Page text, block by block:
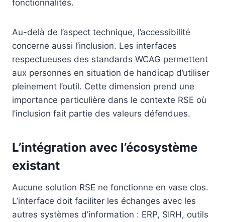
fonctionnalités.
Au-delà de l’aspect technique, l’accessibilité
concerne aussi l’inclusion. Les interfaces
respectueuses des standards WCAG permettent
aux personnes en situation de handicap d’utiliser
pleinement l’outil. Cette dimension prend une
importance particulière dans le contexte RSE où
l’inclusion fait partie des valeurs défendues.
L’intégration avec l’écosystème
existant
Aucune solution RSE ne fonctionne en vase clos.
L’interface doit faciliter les échanges avec les
autres systèmes d’information : ERP, SIRH, outils